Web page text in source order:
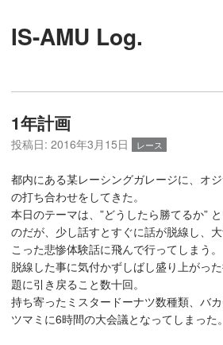
IS-AMU Log.
1年計画
投稿日: 2016年3月15日 レース
都内にある某レーシングガレージに、オ
の打ち合わせをしてきた。
本日のテーマは、”どうしたら勝てるか”
のだが、少し話すとすぐに話が脱線し、
こった悲惨体験話に飛んで行ってしまう。
脱線した事に気付かずしばし盛り上がっ
題に引き戻ること数十回。
持ち寄ったミスタードーナツ数種類、バ
ツマミに6時間の大会議となってしまった。